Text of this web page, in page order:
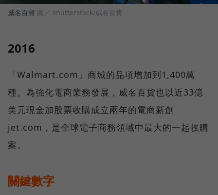
威名百貨 圖／ shutterstock/威名百貨
2016
「Walmart.com」商城的品項增加到1,400萬
種。為強化電商業務發展，威名百貨也以近33億
美元現金加股票收購成立兩年的電商新創
jet.com，是全球電子商務領域中最大的一起收購
案。
關鍵數字